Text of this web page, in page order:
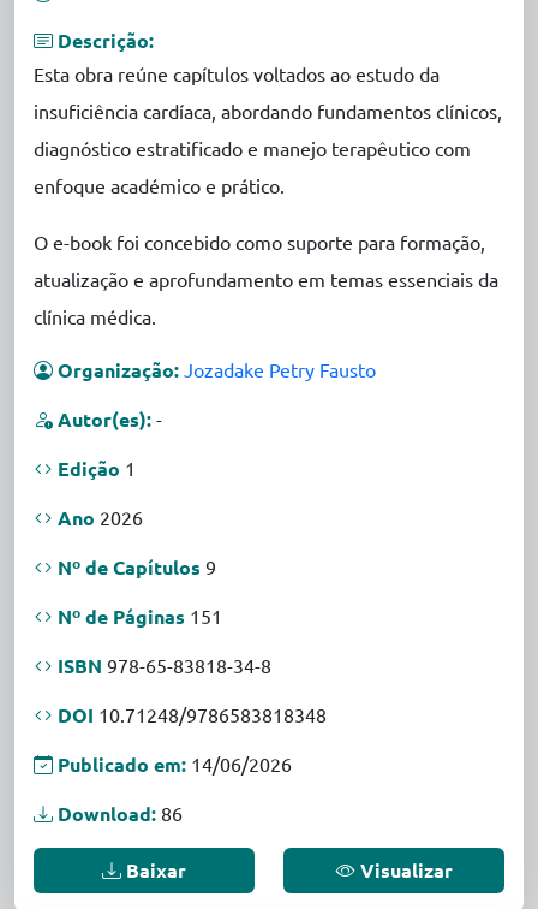
Descrição:
Esta obra reúne capítulos voltados ao estudo da
insuficiência cardíaca, abordando fundamentos clínicos,
diagnóstico estratificado e manejo terapêutico com
enfoque académico e prático.
O e-book foi concebido como suporte para formação,
atualização e aprofundamento em temas essenciais da
clínica médica.
Organização: Jozadake Petry Fausto
Autor(es): -
Edição 1
Ano 2026
Nº de Capítulos 9
Nº de Páginas 151
ISBN 978-65-83818-34-8
DOI 10.71248/9786583818348
Publicado em: 14/06/2026
Download: 86
Baixar Visualizar